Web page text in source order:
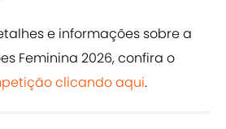
e informações sobre a
Feminina 2026, confira o
clicando aqui.